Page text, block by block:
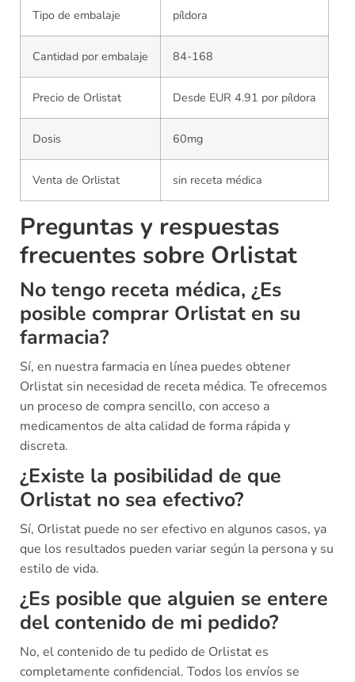
Tipo de embalaje píldora
Cantidad por embalaje 84-168
Precio de Orlistat Desde EUR 4.91 por píldora
Dosis 60mg
Venta de Orlistat sin receta médica
Preguntas y respuestas
frecuentes sobre Orlistat
No tengo receta médica, ¿Es
posible comprar Orlistat en su
farmacia?
Sí, en nuestra farmacia en línea puedes obtener
Orlistat sin necesidad de receta médica. Te ofrecemos
un proceso de compra sencillo, con acceso a
medicamentos de alta calidad de forma rápida y
discreta.
¿Existe la posibilidad de que
Orlistat no sea efectivo?
Sí, Orlistat puede no ser efectivo en algunos casos, ya
que los resultados pueden variar según la persona y su
estilo de vida.
¿Es posible que alguien se entere
del contenido de mi pedido?
No, el contenido de tu pedido de Orlistat es
completamente confidencial. Todos los envíos se